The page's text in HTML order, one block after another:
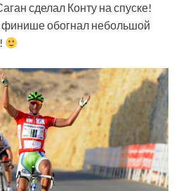
сделал Конту на спуске!
финише обогнал небольшой